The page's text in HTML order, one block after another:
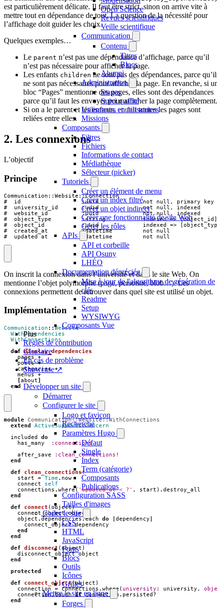
Open Science
Revues scientifiques
Veille scientifique
Communication
Contenu
Titres
Blocs
Alumni
Administration
Stages
Suivi qualité
Utilisateurs et utilisatrices
Missions
Composants
Filtres
Fichiers
Informations de contact
Médiathèque
Sélecteur (picker)
Tutoriels
Créer un élément de menu
Créer un index filtré
Créer un objet indirect
Créer une fonctionnalité de site Web
Gérer les rôles
APIs
API et corbeille
API Osuny
LHÉO
Documentation dépréciée
Mise à jour de l'algorithme de génération de
clés
Readme
Setup
WYSIWYG
Composants Vue
Plus
Règles de contribution
Glossaire
En cas de problème
Showcase ↗
Développer un site
Démarrer
Configurer le site
Logo et favicon
Recherche
Paramètres Hugo
Défaut
Single
Index
Term (catégorie)
Composants
Publications
Configuration SASS
Tailles d'images
Coder le site
CSS
HTML
JavaScript
Fonts
Blocs
Outils
Icônes
Grilles
Mettre le site en ligne
Forges
est particulièrement délicate. Il faut être strict, sinon on arrive vite à
mettre tout en dépendance de tout. La question de la nécessité pour
l’affichage doit guider les choix.
Quelques exemples…
Le parent n’est pas une dépendance d’affichage, parce qu’il
n’est pas nécessaire pour afficher la page.
Les enfants children ne sont pas des dépendances, parce
ne sont pas nécessaires pour afficher la page. En revanche, si
bloc “Pages” mentionne des pages, elles sont des dépendances
parce qu’il faut les envoyer pour afficher la page complètement.
Si on a le parent et les enfants, en fait toutes les pages sont
reliées entre elles.
2. Les connexions
L’objectif
Principe
Communication::Website::Connection
#  id                  :uuid             not null, primary key
#  university_id       :uuid             not null, indexed
#  website_id          :uuid             not null, indexed
#  object_type         :string           indexed => [object_id]
#  object_id           :uuid             indexed =>
#  created_at          :datetime         not null
#  updated_at          :datetime         not null
On inscrit la connexion dans l’université et dans le site Web. On
mentionne l’objet polymorphe (page, personne, blob…). Les
connexions permettent de retrouver dans quel site est utilisé un objet.
Implémentation
Communication ::Website
WithDependencies
WithConnections
def
display_dependencies
pages +
posts +
categories +
menus +
[about]
end
module Communication::Website::WithConnections
extend
ActiveSupport::Concern
included
do
has_many
:connections
after_save
:clean_connections!
end
def
clean_connections!
start
= Time . now
connect
self
connections .where( 'updated_at < ?' , start ) .destroy_all
end
def
connect ( object)
connect_object
object
object .dependencies .each do dependency
connect_object
dependency
end
end
def
disconnect ( object )
disconnect_object object
end
protected
def
connect_object(object )
connection
= connections .where ( university : university ,
connection.touch if connection . persisted?
end